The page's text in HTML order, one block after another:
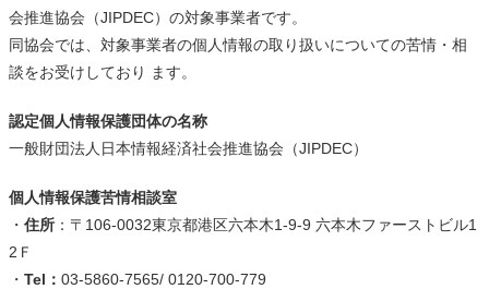
会推進協会（JIPDEC）の対象事業者です。
同協会では、対象事業者の個人情報の取り扱いについての苦情・相
談をお受けしており ます。
認定個人情報保護団体の名称
一般財団法人日本情報経済社会推進協会（JIPDEC）
個人情報保護苦情相談室
・ 住所：〒106-0032東京都港区六本木1-9-9 六本木ファーストビル1
2Ｆ
・ Tel： 03-5860-7565/ 0120-700-779